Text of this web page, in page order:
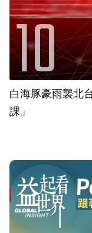
白海豚豪雨襲北
課」